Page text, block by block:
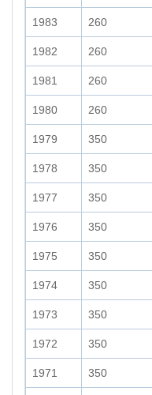
1983 260
1982 260
1981 260
1980 260
1979 350
1978 350
1977 350
1976 350
1975 350
1974 350
1973 350
1972 350
1971 350